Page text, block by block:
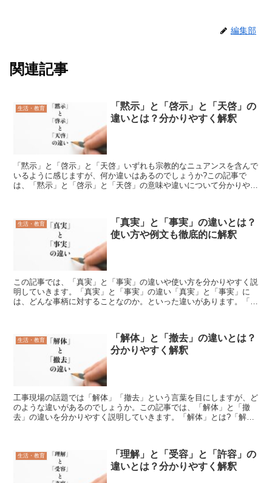
編集部
関連記事
生活・教育
「黙示」と「啓示」と「天啓」の
違いとは？分かりやすく解釈
「黙示」と「啓示」と「天啓」いずれも宗教的なニュアンスを含んで
いるように感じますが、何か違いはあるのでしょうか?この記事で
は、「黙示」と「啓示」と「天啓」の意味や違いについて分かりやす
生活・教育
「真実」と「事実」の違いとは？
使い方や例文も徹底的に解釈
この記事では、「真実」と「事実」の違いや使い方を分かりやすく説
明していきます。「真実」と「事実」の違い「真実」と「事実」に
は、どんな事柄に対することなのか。といった違いがあります。「真
生活・教育
「解体」と「撤去」の違いとは？
分かりやすく解釈
工事現場の話題では「解体」「撤去」という言葉を目にしますが、ど
のような違いがあるのでしょうか。この記事では、「解体」と「撤
去」の違いを分かりやすく説明していきます。「解体」とは?「解
生活・教育
「理解」と「受容」と「許容」の
違いとは？分かりやすく解釈